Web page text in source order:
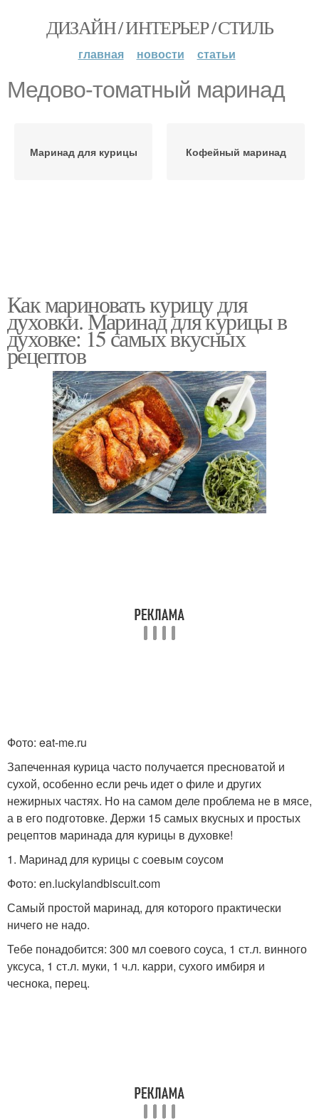
ДИЗАЙН / ИНТЕРЬЕР / СТИЛЬ
главная новости статьи
Медово-томатный маринад
Маринад для курицы Кофейный маринад
Как мариновать курицу для
духовки. Маринад для курицы в
духовке: 15 самых вкусных
рецептов
Фото: eat-me.ru
Запеченная курица часто получается пресноватой и
сухой, особенно если речь идет о филе и других
нежирных частях. Но на самом деле проблема не в мясе,
а в его подготовке. Держи 15 самых вкусных и простых
рецептов маринада для курицы в духовке!
1. Маринад для курицы с соевым соусом
Фото: en.luckylandbiscuit.com
Самый простой маринад, для которого практически
ничего не надо.
Тебе понадобится: 300 мл соевого соуса, 1 ст.л. винного
уксуса, 1 ст.л. муки, 1 ч.л. карри, сухого имбиря и
чеснока, перец.